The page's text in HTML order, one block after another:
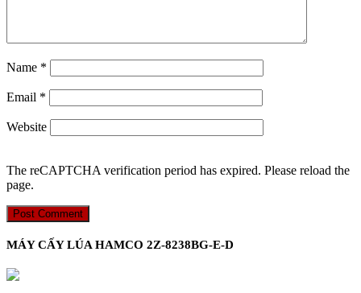
Name *
Email *
Website
The reCAPTCHA verification period has expired. Please reload the
page.
MÁY CẤY LÚA HAMCO 2Z-8238BG-E-D